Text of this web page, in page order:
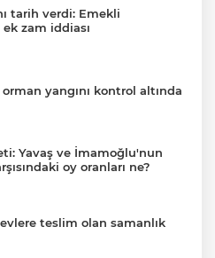
tarih verdi: Emekli
ek zam iddiası
yangını kontrol altında
Yavaş ve İmamoğlu'nun
oy oranları ne?
teslim olan samanlık